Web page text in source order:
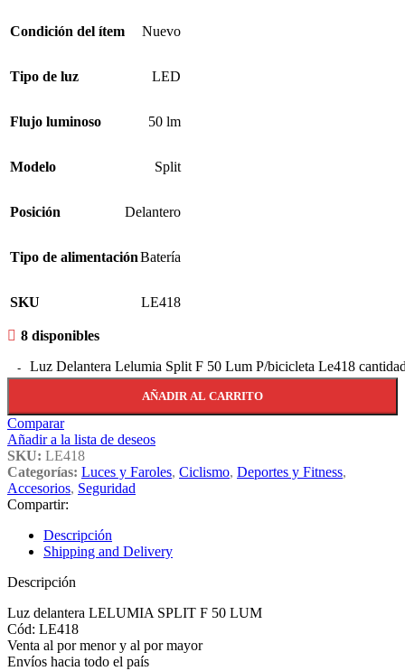
Condición del ítem Nuevo
Tipo de luz LED
Flujo luminoso 50 lm
Modelo Split
Posición Delantero
Tipo de alimentaciónBatería
SKU LE418
8 disponibles
Luz Delantera Lelumia Split F 50 Lum P/bicicleta Le418
AÑADIR AL CARRITO
Comparar
Añadir a la lista de deseos
SKU: LE418
Categorías: Luces y Faroles, Ciclismo, Deportes y Fitness,
Accesorios, Seguridad
Compartir:
Descripción
Shipping and Delivery
Descripción
Luz delantera LELUMIA SPLIT F 50 LUM
Cód: LE418
Venta al por menor y al por mayor
Envíos hacia todo el país